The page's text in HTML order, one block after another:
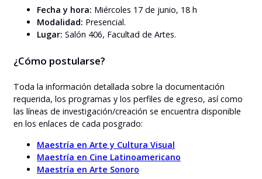
Fecha y hora: Miércoles 17 de junio, 18 h
Modalidad: Presencial.
Lugar: Salón 406, Facultad de Artes.
¿Cómo postularse?
Toda la información detallada sobre la documentación
requerida, los programas y los perfiles de egreso, así como
las líneas de investigación/creación se encuentra disponible
en los enlaces de cada posgrado:
Maestría en Arte y Cultura Visual
Maestría en Cine Latinoamericano
Maestría en Arte Sonoro